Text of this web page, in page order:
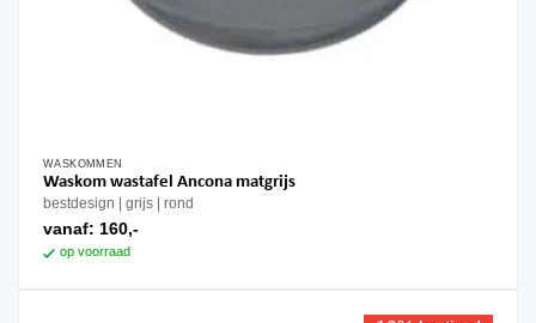
WASKOMMEN
Waskom wastafel Ancona matgrijs
bestdesign grijs rond
vanaf: 160,-
op voorraad